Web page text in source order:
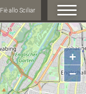
Fiè allo Sciliar
+
−